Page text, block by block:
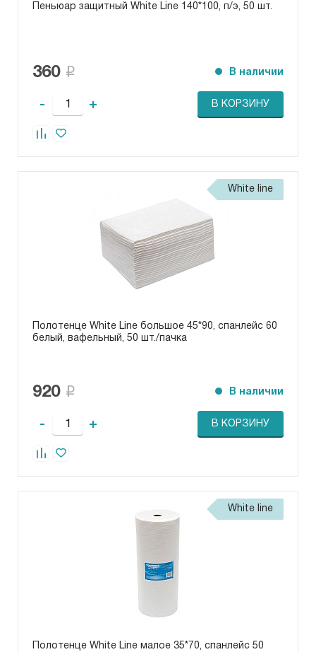
Пеньюар защитный White Line 140*100, п/э, 50 шт.
360 В наличии
- + В КОРЗИНУ
White line
Полотенце White Line большое 45*90, спанлейс 60
белый, вафельный, 50 шт./пачка
920 В наличии
- + В КОРЗИНУ
White line
Полотенце White Line малое 35*70, спанлейс 50